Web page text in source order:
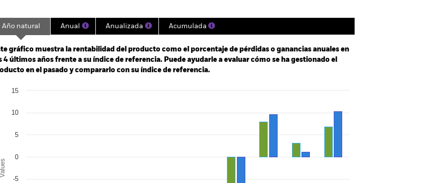
2021-05-31 00:00:00 to 2026-06-30 00:00:00.
-32 to 16.
Año natural Anual Anualizada Acumulada
gráfico muestra la rentabilidad del producto como el porcentaje de pérdidas o ganancias anuales en
4 últimos años frente a su índice de referencia. Puede ayudarle a evaluar cómo se ha gestionado el
en el pasado y compararlo con su índice de referencia.
chart with 2 data series.
chart has 1 Y axis displaying Values. Range: -20 to 15.
Values
-5
0
5
10
15